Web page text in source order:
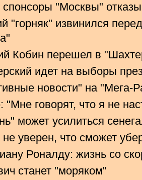
"Москвы"
"горняк" извинился
Кобин перешел в
идет на выборы
новости" на "Мега-
"Мне говорят, что я не
может усилиться
уверен, что сможет
Роналду: жизнь со
станет "моряком"